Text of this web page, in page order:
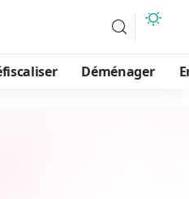
Déménager